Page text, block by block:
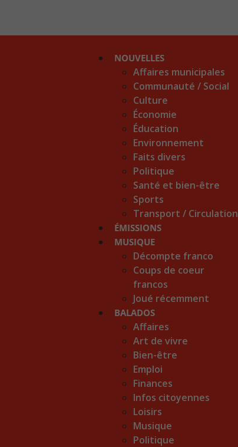
NOUVELLES
Affaires municipales
Communauté / Social
Culture
Économie
Éducation
Environnement
Faits divers
Politique
Santé et bien-être
Sports
Transport / Circulation
ÉMISSIONS
MUSIQUE
Décompte franco
Coups de coeur
francos
Joué récemment
BALADOS
Affaires
Art de vivre
Bien-être
Emploi
Finances
Infos citoyennes
Loisirs
Musique
Politique